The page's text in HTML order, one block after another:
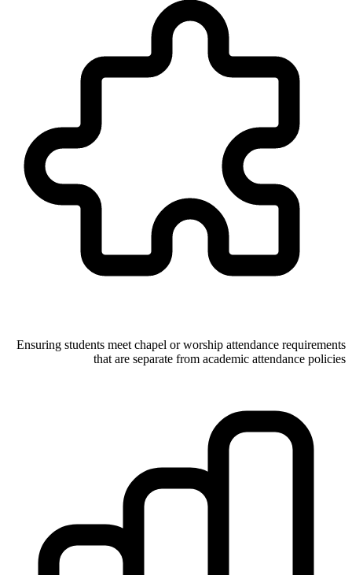
Ensuring students meet chapel or worship attendance requirements
that are separate from academic attendance policies